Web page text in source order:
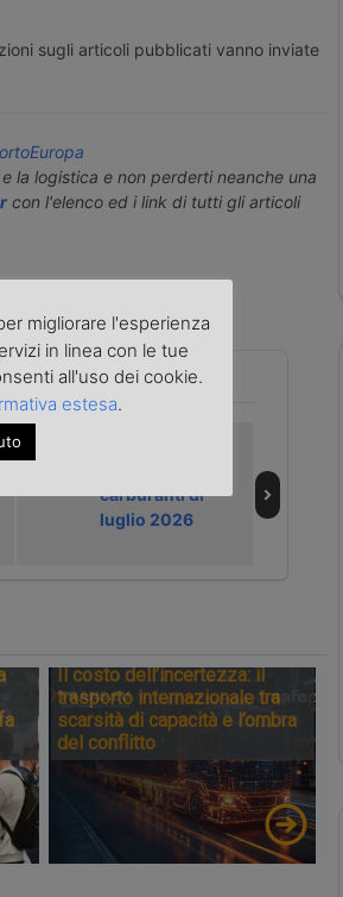
sugli articoli pubblicati vanno inviate
la logistica e non perderti neanche una
con l'elenco ed i link di tutti gli articoli
carburanti di
luglio 2026
Il costo dell’incertezza: il
trasporto internazionale tra
scarsità di capacità e l’ombra
del conflitto
migliorare l'esperienza
in linea con le tue
all'uso dei cookie.
estesa.